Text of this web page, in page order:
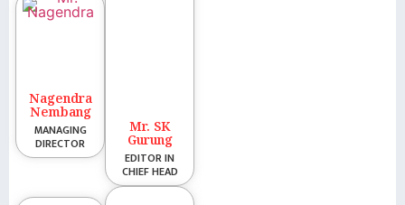
Nagendra
Nembang
MANAGING
DIRECTOR
Mr. SK
Gurung
EDITOR IN
CHIEF HEAD